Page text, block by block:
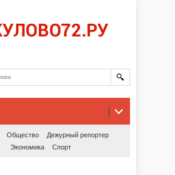
Общество
Дежурный репортер
Экономика
Спорт